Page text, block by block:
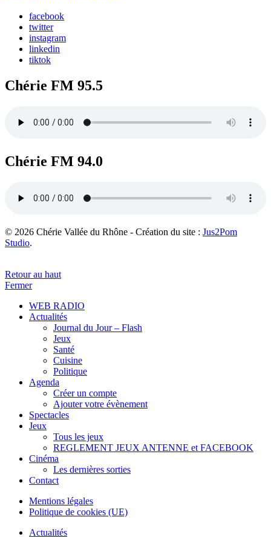
facebook
twitter
instagram
linkedin
tiktok
Chérie FM 95.5
Chérie FM 94.0
© 2026 Chérie Vallée du Rhône - Création du site : Jus2Pom
Studio.
Retour au haut
Fermer
WEB RADIO
Actualités
Journal du Jour – Flash
Jeux
Santé
Cuisine
Politique
Agenda
Créer un compte
Ajouter votre évènement
Spectacles
Jeux
Tous les jeux
REGLEMENT JEUX ANTENNE et FACEBOOK
Cinéma
Les dernières sorties
Contact
Mentions légales
Politique de cookies (UE)
Actualités